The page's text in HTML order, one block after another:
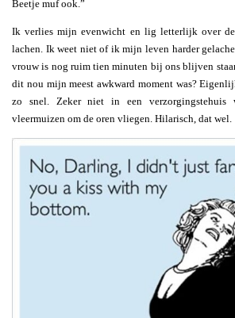
Beetje muf ook.”
Ik verlies mijn evenwicht en lig letterlijk over
lachen. Ik weet niet of ik mijn leven harder
vrouw is nog ruim tien minuten bij ons blijven
dit nou mijn meest awkward moment was?
zo snel. Zeker niet in een verzorgingstehuis
vleermuizen om de oren vliegen. Hilarisch, dat wel.